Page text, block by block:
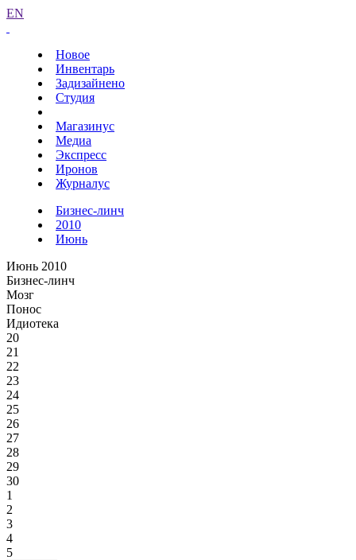
EN
Новое
Инвентарь
Задизайнено
Студия
Магазинус
Медиа
Экспресс
Иронов
Журналус
Бизнес-линч
2010
Июнь
Июнь 2010
Бизнес-линч
Мозг
Понос
Идиотека
20
21
22
23
24
25
26
27
28
29
30
1
2
3
4
5